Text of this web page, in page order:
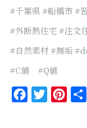
#千葉県 #船橋市 #
#外断熱住宅 #注文
#自然素材 #無垢
#C値 #Q値